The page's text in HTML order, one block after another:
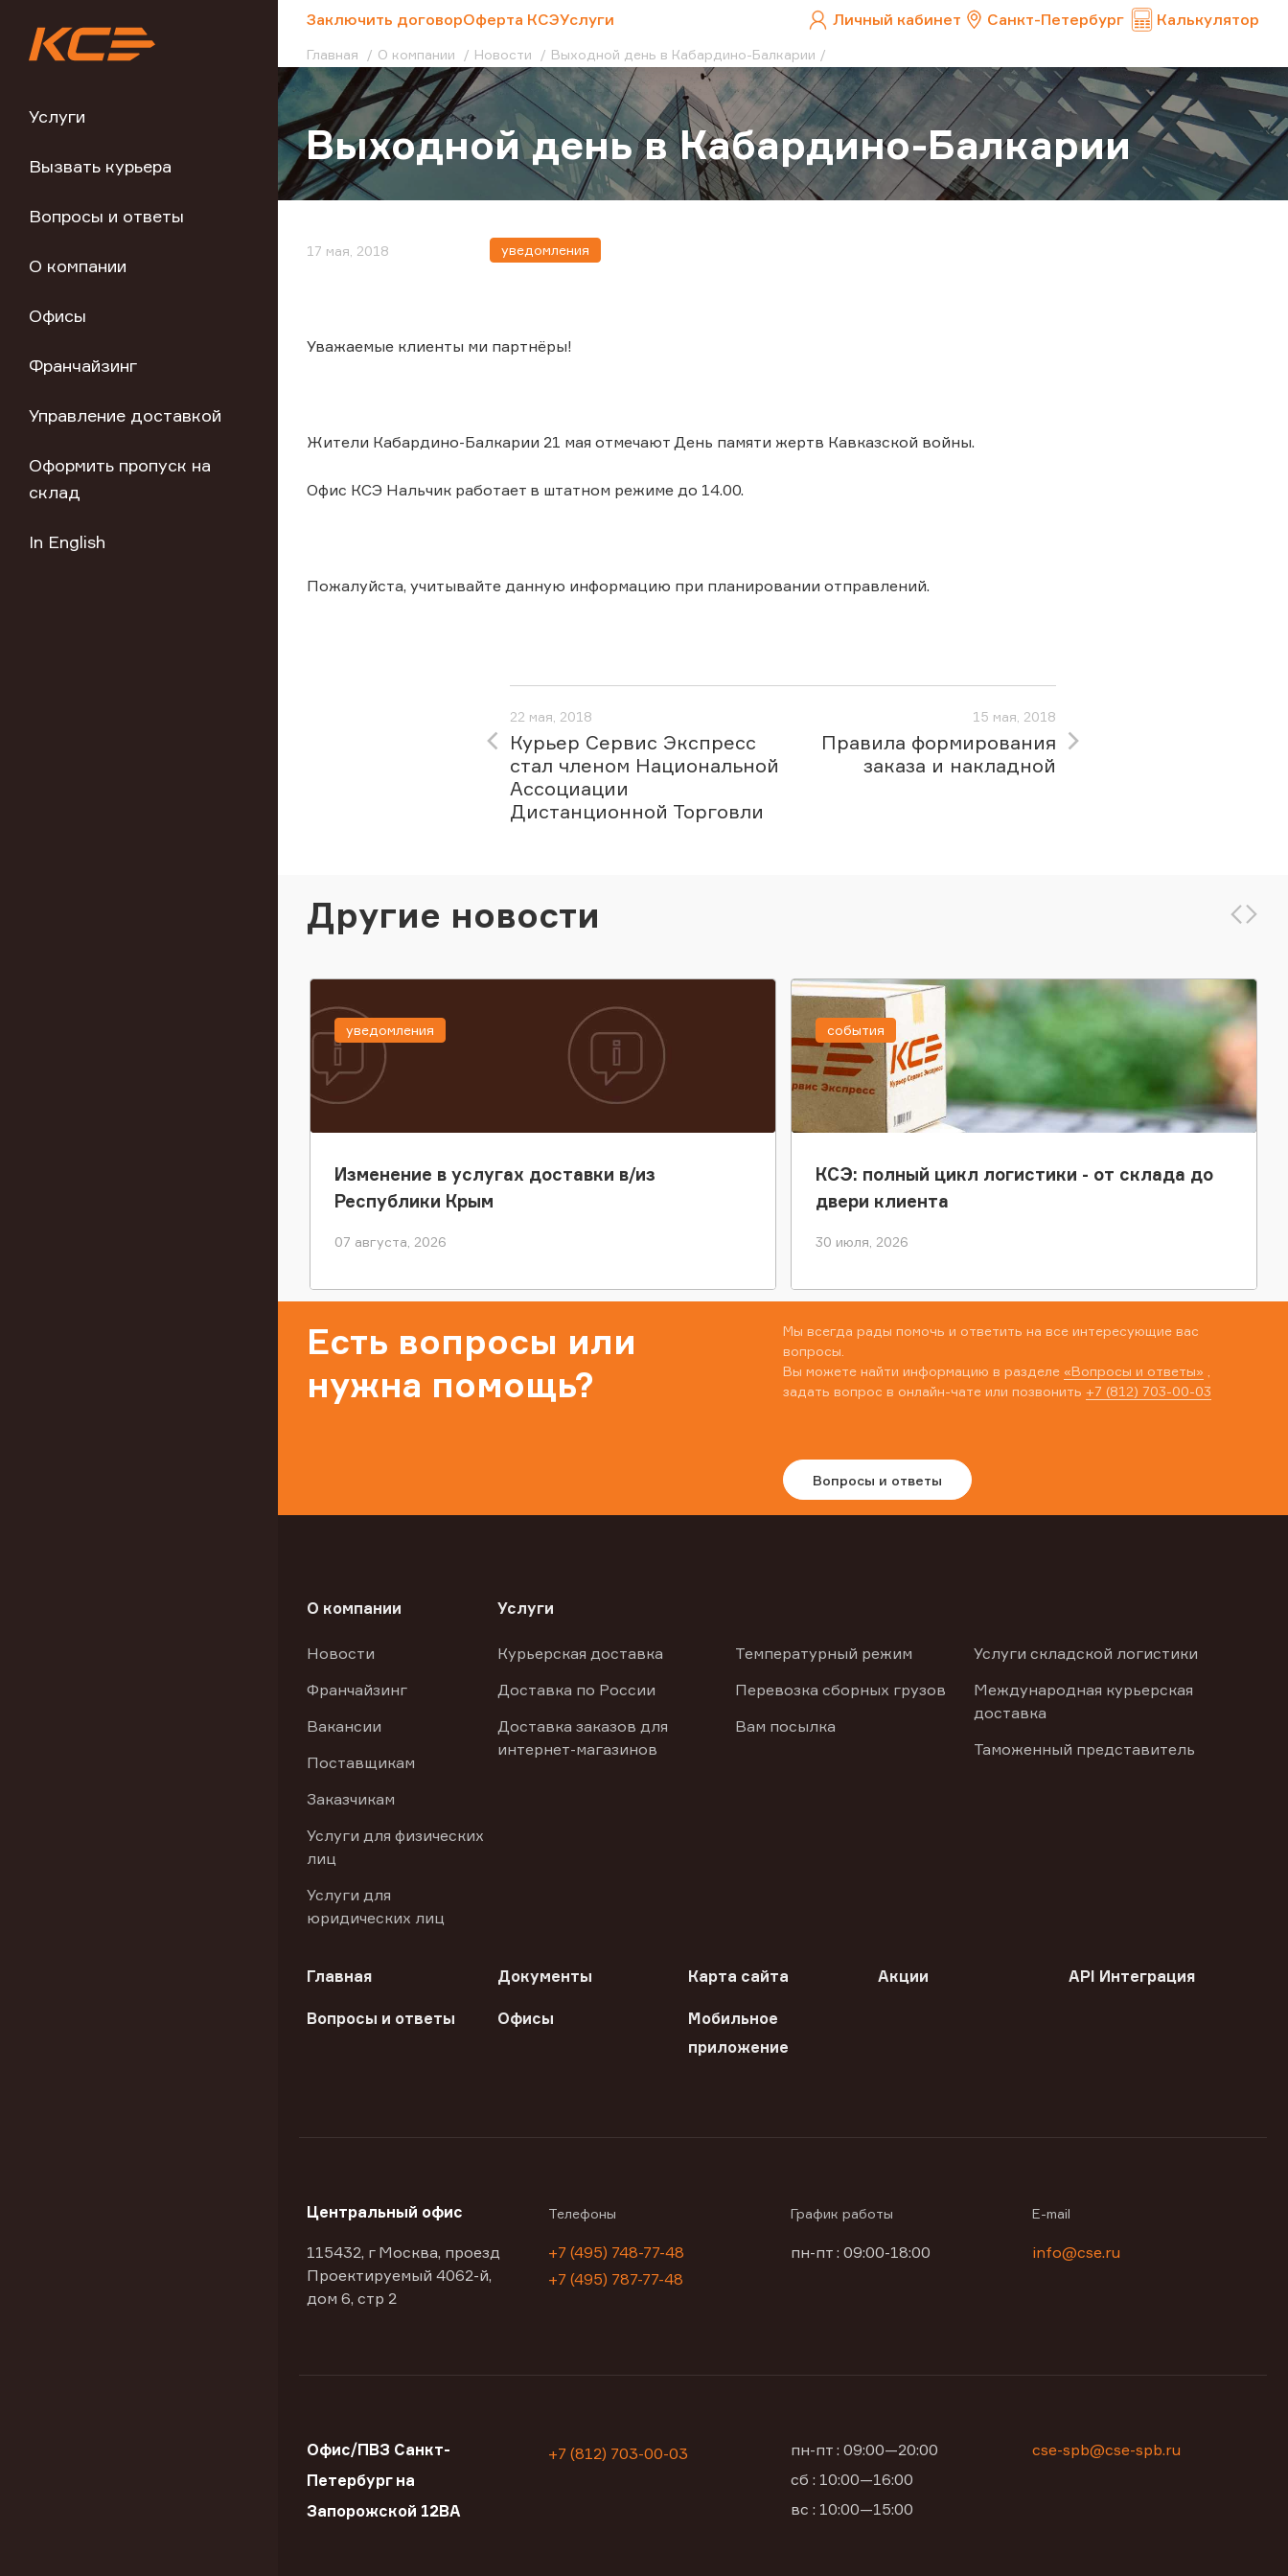
Услуги
Вызвать курьера
Вопросы и ответы
О компании
Офисы
Франчайзинг
Управление доставкой
Оформить пропуск на
склад
In English
Заключить договорОферта КСЭУслуги Личный кабинет Санкт-Петербург Калькулятор
Главная О компании Новости Выходной день в Кабардино-Балкарии
Выходной день в Кабардино-Балкарии
17 мая, 2018 уведомления
Уважаемые клиенты ми партнёры!
Жители Кабардино-Балкарии 21 мая отмечают День памяти жертв Кавказской войны.
Офис КСЭ Нальчик работает в штатном режиме до 14.00.
Пожалуйста, учитывайте данную информацию при планировании отправлений.
22 мая, 2018
Курьер Сервис Экспресс
стал членом Национальной
Ассоциации
Дистанционной Торговли
15 мая, 2018
Правила формирования
заказа и накладной
Другие новости
Изменение в услугах доставки в/из
Республики Крым
07 августа, 2026
уведомления
КСЭ: полный цикл логистики - от склада до
двери клиента
30 июля, 2026
события
Есть вопросы или
нужна помощь?
Мы всегда рады помочь и ответить на все интересующие вас
вопросы.
Вы можете найти информацию в разделе «Вопросы и ответы»
задать вопрос в онлайн-чате или позвонить +7 (812) 703-00-03
Вопросы и ответы
О компании
Новости
Франчайзинг
Вакансии
Поставщикам
Заказчикам
Услуги для физических
лиц
Услуги для
юридических лиц
Услуги
Курьерская доставка
Доставка по России
Доставка заказов для
интернет-магазинов
Температурный режим
Перевозка сборных грузов
Вам посылка
Услуги складской логистики
Международная курьерская
доставка
Таможенный представитель
Главная Документы Карта сайта Акции API Интеграция
Вопросы и ответы Офисы
Мобильное
приложение
Центральный офис
115432, г Москва, проезд
Проектируемый 4062-й,
дом 6, стр 2
Телефоны
+7 (495) 748-77-48
+7 (495) 787-77-48
График работы
пн-пт : 09:00-18:00
E-mail
info@cse.ru
Офис/ПВЗ Санкт-
Петербург на
Запорожской 12ВА
+7 (812) 703-00-03
пн-пт : 09:00—20:00
сб : 10:00—16:00
вс : 10:00—15:00
cse-spb@cse-spb.ru